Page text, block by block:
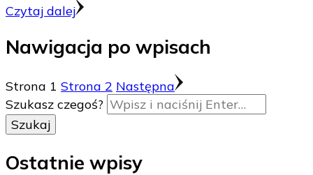
Czytaj dalej
Nawigacja po wpisach
Strona 1 Strona 2 Następna
Szukasz czegoś?
Ostatnie wpisy